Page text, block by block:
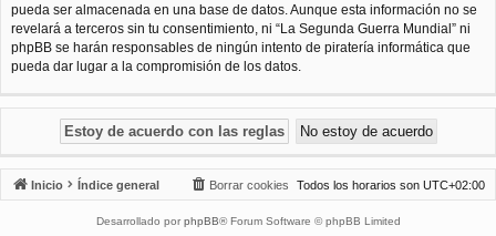
pueda ser almacenada en una base de datos. Aunque esta información no se
revelará a terceros sin tu consentimiento, ni “La Segunda Guerra Mundial” ni
phpBB se harán responsables de ningún intento de piratería informática que
pueda dar lugar a la compromisión de los datos.
Inicio Índice general Todos los horarios son UTC+02:00
Borrar cookies
Desarrollado por phpBB® Forum Software © phpBB Limited